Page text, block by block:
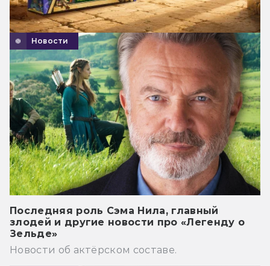
Новости
Последняя роль Сэма Нила, главный
злодей и другие новости про «Легенду о
Зельде»
Новости об актёрском составе.